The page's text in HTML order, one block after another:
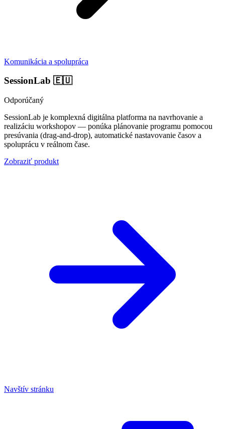
Komunikácia a spolupráca
SessionLab 🇪🇺
Odporúčaný
SessionLab je komplexná digitálna platforma na navrhovanie a
realizáciu workshopov — ponúka plánovanie programu pomocou
presúvania (drag-and-drop), automatické nastavovanie časov a
spoluprácu v reálnom čase.
Zobraziť produkt
Navštív stránku